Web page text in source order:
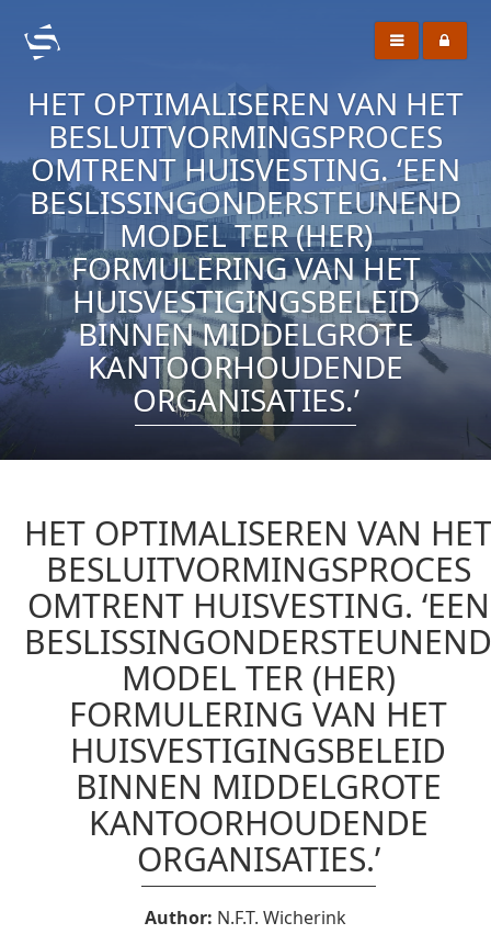
HET OPTIMALISEREN VAN HET
BESLUITVORMINGSPROCES
OMTRENT HUISVESTING. ‘EEN
BESLISSINGONDERSTEUNEND
MODEL TER (HER)
FORMULERING VAN HET
HUISVESTIGINGSBELEID
BINNEN MIDDELGROTE
KANTOORHOUDENDE
ORGANISATIES.’
HET OPTIMALISEREN VAN
BESLUITVORMINGSPROCES
OMTRENT HUISVESTING. ‘EEN
MODEL TER (HER)
FORMULERING VAN HET
HUISVESTIGINGSBELEID
BINNEN MIDDELGROTE
KANTOORHOUDENDE
ORGANISATIES.’
Author: N.F.T. Wicherink